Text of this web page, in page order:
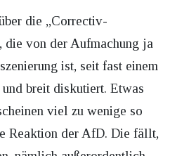
die „Correctiv-
die von der Aufmachung ja
ist, seit fast einem
breit diskutiert. Etwas
viel zu wenige so
Reaktion der AfD. Die fällt,